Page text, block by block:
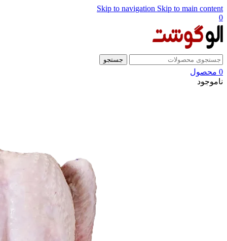
Skip to navigation Skip to main content
0
جستجو
0 محصول
ناموجود